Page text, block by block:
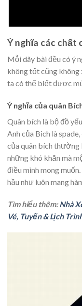
Ý nghĩa các chất
Mỗi dãy bài đều có ý
không tốt cũng không
ta có thể biết được
Ý nghĩa của quân
Quân bích là bộ đồ
Anh của Bich là
của quân bích thường
những khó khăn mà
điều mình mong
hầu như luôn mang
Tìm hiểu thêm:Nhà
Vé, Tuyến & Lịch